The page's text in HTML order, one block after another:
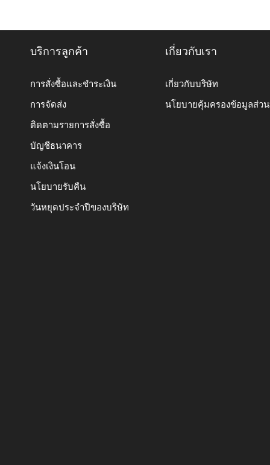
บริการลูกค้า
การสั่งซื้อและชำระเงิน
การจัดส่ง
ติดตามรายการสั่งซื้อ
บัญชีธนาคาร
แจ้งเงินโอน
นโยบายรับคืน
วันหยุดประจำปีของบริษัท
เกี่ยวกับเรา
เกี่ยวกับบริษัท
นโยบายคุ้มครองข้อมูลส่ว